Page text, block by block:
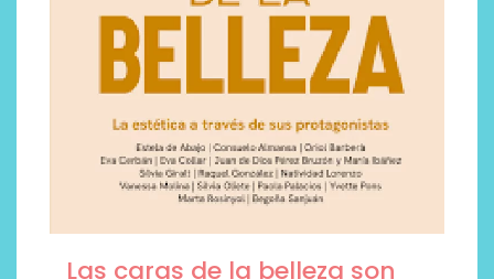
Las caras de la belleza son